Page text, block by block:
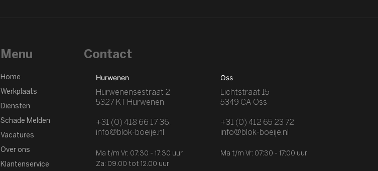
Menu
Home
Werkplaats
Diensten
Schade Melden
Vacatures
Over ons
Klantenservice
Contact
Hurwenen
Hurwenensestraat 2
5327 KT Hurwenen
+31 (0) 418 66 17 36.
info@blok-boeije.nl
Ma t/m Vr: 07:30 - 17:30 uur
Za: 09.00 tot 12.00 uur
Oss
Lichtstraat 15
5349 CA Oss
+31 (0) 412 65 23 72
info@blok-boeije.nl
Ma t/m Vr: 07:30 - 17:00 uur